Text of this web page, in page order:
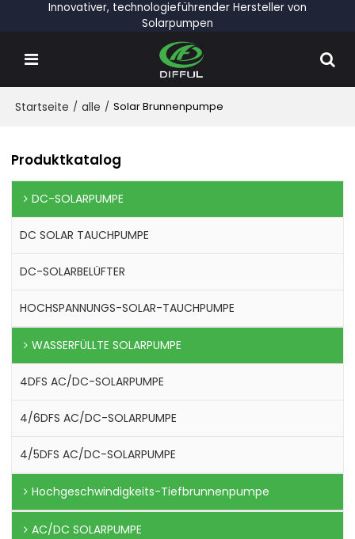
Innovativer, technologieführender Hersteller von
Solarpumpen
Startseite / alle / Solar Brunnenpumpe
Produktkatalog
DC-SOLARPUMPE
DC SOLAR TAUCHPUMPE
DC-SOLARBELÜFTER
HOCHSPANNUNGS-SOLAR-TAUCHPUMPE
WASSERFÜLLTE SOLARPUMPE
4DFS AC/DC-SOLARPUMPE
4/6DFS AC/DC-SOLARPUMPE
4/5DFS AC/DC-SOLARPUMPE
Hochgeschwindigkeits-Tiefbrunnenpumpe
AC/DC SOLARPUMPE